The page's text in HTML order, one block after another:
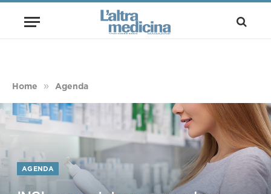
Home » Agenda
AGENDA